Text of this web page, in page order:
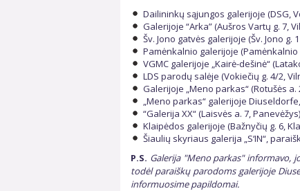
Dailininkų sąjungos galerijoje (DSG,
Galerijoje “Arka” (Aušros Vartų g. 7,
Šv. Jono gatvės galerijoje (Šv. Jono
Pamėnkalnio galerijoje
VGMC galerijoje „Kairė-dešinė“
LDS parodų salėje (Vokiečių g. 4/2,
Galerijoje „Meno parkas“ (Rotušės
„Meno parkas“ galerijoje
“Galerija XX“ (Laisvės a. 7,
Klaipėdos galerijoje (Bažnyčių g. 6,
Šiaulių skyriaus galerija „S‘IN“,
P.S. Galerija "Meno parkas" informavo,
todėl paraiškų parodoms galerijoje
informuosime papildomai.